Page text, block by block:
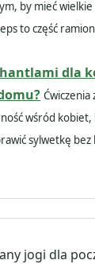
by mieć
to część
dla
Ćwiczenia
wśród
sylwetkę
jogi dla